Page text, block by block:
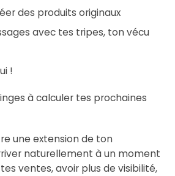
des produits originaux
avec tes tripes, ton vécu
!
à calculer tes prochaines
une extension de ton
naturellement à un moment
ventes, avoir plus de visibilité,